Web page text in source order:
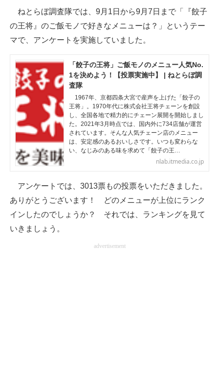
注目記事を集めた総合ページ
ITの今と未来を見通す
進化するPCとデバイスの未来
好きが集まる 比べて選べる
ビジネスと働き方のヒント
AI活用のいまが分かる
企業ITのトレンドを詳説
マーケ×ITの今がよく分かる
ITエンジニア向け専門サイト
ねとらぼ調査隊では、9月1日から9月7日まで「『餃子
の王将』のご飯モノで好きなメニューは？」というテー
マで、アンケートを実施していました。
「餃子の王将」ご飯モノのメニュー人気No.
1を決めよう！【投票実施中】 | ねとらぼ調
査隊
1967年、京都四条大宮で産声を上げた「餃子の
王将」。1970年代に株式会社王将チェーンを創設
し、全国各地で精力的にチェーン展開を開始しまし
た。2021年3月時点では、国内外に734店舗が運営
されています。そんな人気チェーン店のメニュー
は、安定感のあるおいしさです。いつも変わらな
い、なじみのある味を求めて「餃子の王…
nlab.itmedia.co.jp
アンケートでは、3013票もの投票をいただきました。
ありがとうございます！ どのメニューが上位にランク
インしたのでしょうか？ それでは、ランキングを見て
いきましょう。
advertisement